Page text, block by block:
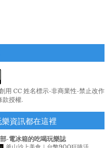
用 CC 姓名標示-非商業性-禁止改作
款授權.
資訊都在這裡
-電冰箱的吃喝玩樂誌